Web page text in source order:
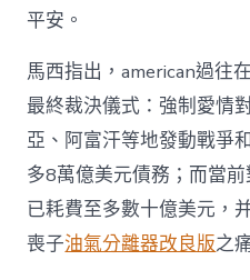
平安。
馬西指出，american過往
最終裁決儀式：強制愛情
亞、阿富汗等地發動戰爭
多8萬億美元債務；而當
已耗費至多數十億美元，
喪子油氣分離器改良版之